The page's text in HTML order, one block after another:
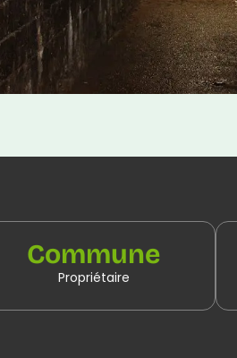
Commune
Propriétaire